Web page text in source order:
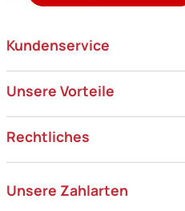
Kundenservice
Unsere Vorteile
Rechtliches
Unsere Zahlarten